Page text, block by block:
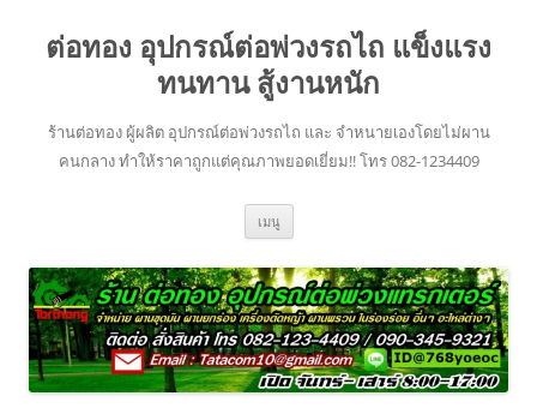
เนื้อหา
ต่อทอง อุปกรณ์ต่อพ่วงรถไถ แข็งแรง
ทนทาน สู้งานหนัก
ร้านต่อทอง ผู้ผลิต อุปกรณ์ต่อพ่วงรถไถ และ จำหนายเองโดยไม่ผาน
คนกลาง ทำให้ราคาถูกแต่คุณภาพยอดเยี่ยม!! โทร 082-1234409
เมนู